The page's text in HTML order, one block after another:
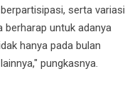
serta variasi
berharap untuk adanya
hanya pada bulan
pungkasnya.